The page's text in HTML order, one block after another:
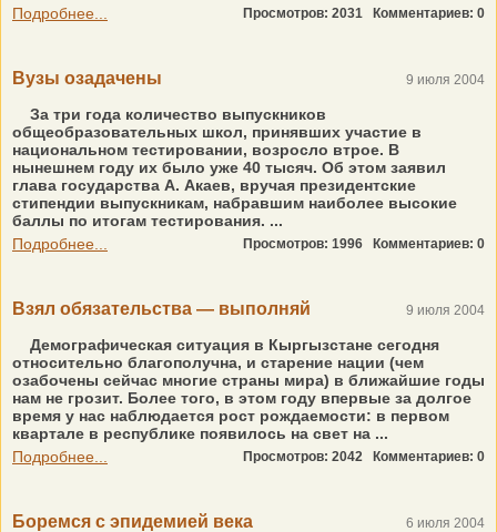
Подробнее...
Просмотров: 2031 Комментариев: 0
Вузы озадачены 9 июля 2004
За три года количество выпускников
общеобразовательных школ, принявших участие в
национальном тестировании, возросло втрое. В
нынешнем году их было уже 40 тысяч. Об этом заявил
глава государства А. Акаев, вручая президентские
стипендии выпускникам, набравшим наиболее высокие
баллы по итогам тестирования. ...
Подробнее...
Просмотров: 1996 Комментариев: 0
Взял обязательства — выполняй 9 июля 2004
Демографическая ситуация в Кыргызстане сегодня
относительно благополучна, и старение нации (чем
озабочены сейчас многие страны мира) в ближайшие годы
нам не грозит. Более того, в этом году впервые за долгое
время у нас наблюдается рост рождаемости: в первом
квартале в республике появилось на свет на ...
Подробнее...
Просмотров: 2042 Комментариев: 0
Боремся с эпидемией века 6 июля 2004